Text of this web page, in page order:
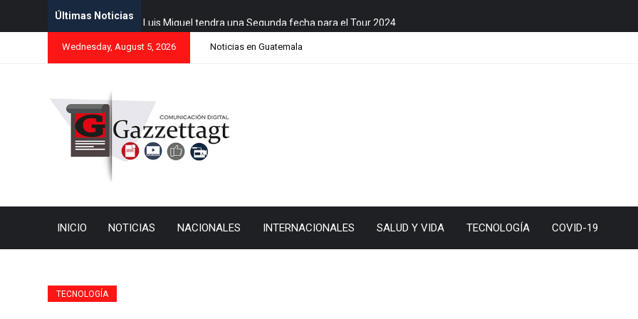
Últimas Noticias
Wednesday, August 5, 2026 Noticias en Guatemala
INICIO NOTICIAS NACIONALES INTERNACIONALES SALUD Y VIDA TECNOLOGÍA COVID-19
TECNOLOGÍA